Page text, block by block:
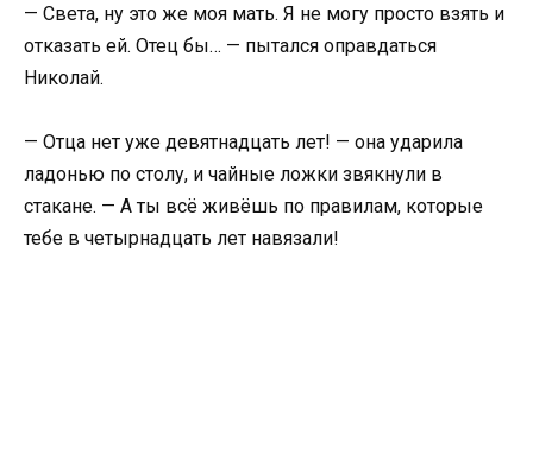
— Света, ну это же моя мать. Я не могу просто взять и
отказать ей. Отец бы… — пытался оправдаться
Николай.
— Отца нет уже девятнадцать лет! — она ударила
ладонью по столу, и чайные ложки звякнули в
стакане. — А ты всё живёшь по правилам, которые
тебе в четырнадцать лет навязали!